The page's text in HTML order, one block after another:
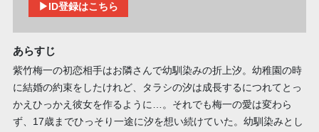
▶ID登録はこちら
あらすじ
紫竹梅一の初恋相手はお隣さんで幼馴染みの折上汐。幼稚園の時
に結婚の約束をしたけれど、タラシの汐は成長するにつれてとっ
かえひっかえ彼女を作るように…。それでも梅一の愛は変わら
ず、17歳までひっそり一途に汐を想い続けていた。幼馴染みとし